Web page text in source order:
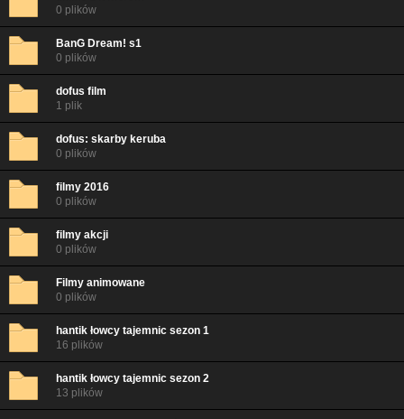
0 plików
BanG Dream! s1
0 plików
dofus film
1 plik
dofus: skarby keruba
0 plików
filmy 2016
0 plików
filmy akcji
0 plików
Filmy animowane
0 plików
hantik łowcy tajemnic sezon 1
16 plików
hantik łowcy tajemnic sezon 2
13 plików